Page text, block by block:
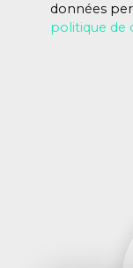
données
politique de